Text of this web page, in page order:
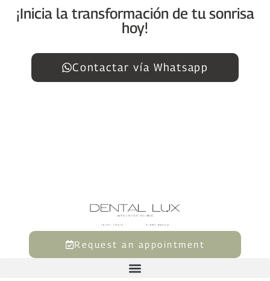
¡Inicia la transformación de tu sonrisa
hoy!
Contactar vía Whatsapp
Request an appointment